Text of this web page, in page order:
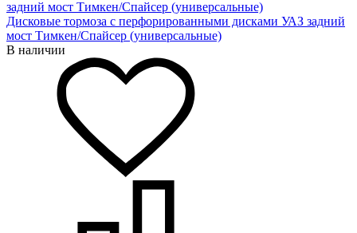
Дисковые тормоза с перфорированными дисками УАЗ задний
мост Тимкен/Спайсер (универсальные)
В наличии